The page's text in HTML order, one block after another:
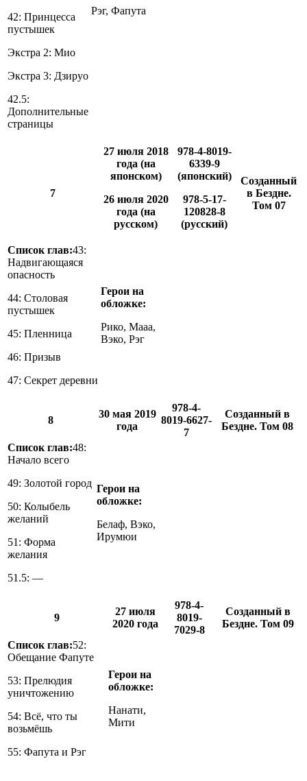
42: Принцесса
пустышек
Экстра 2: Мио
Экстра 3: Дзируо
42.5:
Дополнительные
страницы
Рэг, Фапута
7
27 июля 2018
года (на
японском)
26 июля 2020
года (на
русском)
978-4-8019-
6339-9
(японский)
978-5-17-
120828-8
(русский)
Созданный
в Бездне.
Том 07
Список глав:43:
Надвигающаяся
опасность
44: Столовая
пустышек
45: Пленница
46: Призыв
47: Секрет деревни
Герои на
обложке:
Рико, Мааа,
Вэко, Рэг
8
30 мая 2019
года
978-4-
8019-6627-
7
Созданный в
Бездне. Том 08
Список глав:48:
Начало всего
49: Золотой город
50: Колыбель
желаний
51: Форма
желания
51.5: —
Герои на
обложке:
Белаф, Вэко,
Ирумюи
9
27 июля
2020 года
978-4-
8019-
7029-8
Созданный в
Бездне. Том 09
Список глав:52:
Обещание Фапуте
53: Прелюдия
уничтожению
54: Всё, что ты
возьмёшь
55: Фапута и Рэг
Герои на
обложке:
Нанати,
Мити